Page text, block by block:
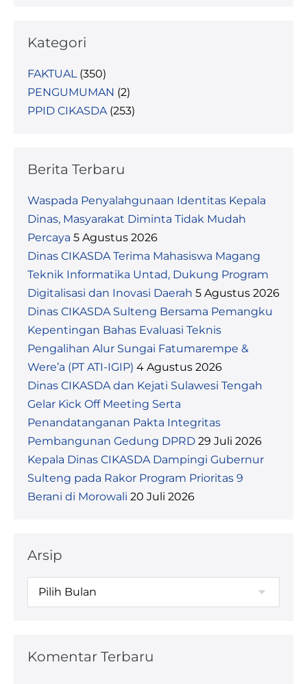
Kategori
FAKTUAL(350)
PENGUMUMAN (2)
PPID CIKASDA(253)
Berita Terbaru
Waspada Penyalahgunaan Identitas Kepala
Dinas, Masyarakat Diminta Tidak Mudah
Percaya 5 Agustus 2026
Dinas CIKASDA Terima Mahasiswa Magang
Teknik Informatika Untad, Dukung Program
Digitalisasi dan Inovasi Daerah 5 Agustus 2026
Dinas CIKASDA Sulteng Bersama Pemangku
Kepentingan Bahas Evaluasi Teknis
Pengalihan Alur Sungai Fatumarempe &
Were’a (PT ATI-IGIP) 4 Agustus 2026
Dinas CIKASDA dan Kejati Sulawesi Tengah
Gelar Kick Off Meeting Serta
Penandatanganan Pakta Integritas
Pembangunan Gedung DPRD 29 Juli 2026
Kepala Dinas CIKASDA Dampingi Gubernur
Sulteng pada Rakor Program Prioritas 9
Berani di Morowali 20 Juli 2026
Arsip
Komentar Terbaru